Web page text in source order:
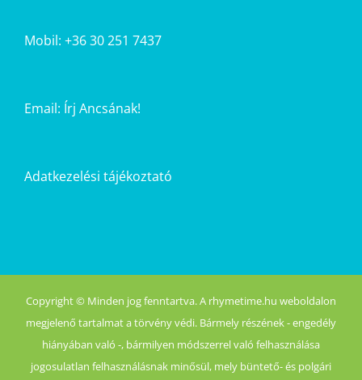
Mobil: +36 30 251 7437
Email: Írj Ancsának!
Adatkezelési tájékoztató
Copyright © Minden jog fenntartva. A rhymetime.hu weboldalon
megjelenő tartalmat a törvény védi. Bármely részének - engedély
hiányában való -, bármilyen módszerrel való felhasználása
jogosulatlan felhasználásnak minősül, mely büntető- és polgári